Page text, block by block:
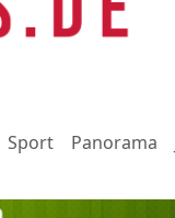
Sport Panorama